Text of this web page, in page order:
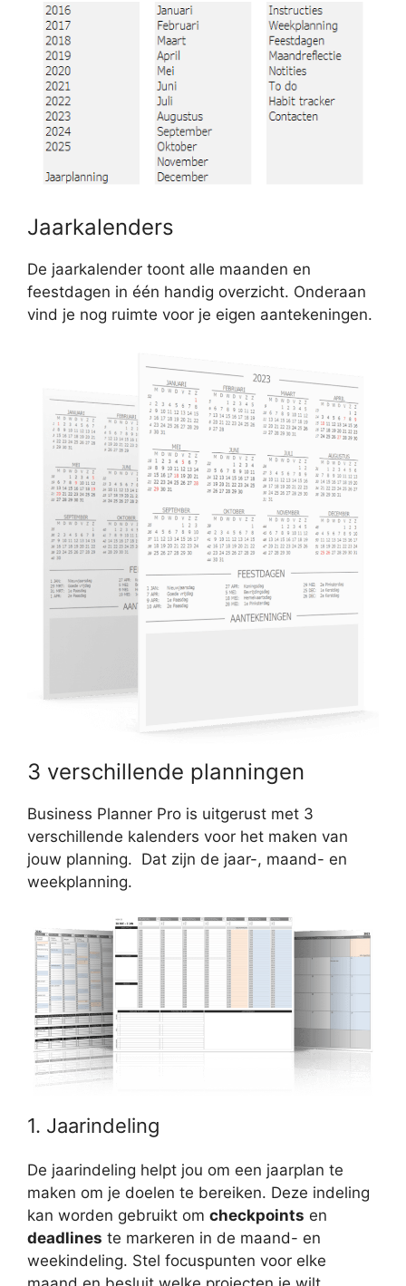
Jaarkalenders
De jaarkalender toont alle maanden en
feestdagen in één handig overzicht. Onderaan
vind je nog ruimte voor je eigen aantekeningen.
3 verschillende planningen
Business Planner Pro is uitgerust met 3
verschillende kalenders voor het maken van
jouw planning. Dat zijn de jaar-, maand- en
weekplanning.
1. Jaarindeling
De jaarindeling helpt jou om een jaarplan te
maken om je doelen te bereiken. Deze indeling
kan worden gebruikt om checkpoints en
deadlines te markeren in de maand- en
weekindeling. Stel focuspunten voor elke